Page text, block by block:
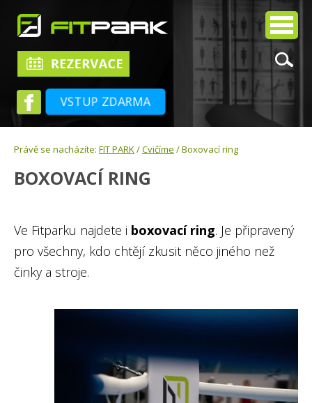
VSTUP ZDARMA
Právě se nacházíte: FIT PARK/Cvičíme / Boxovací ring
BOXOVACÍ RING
Ve Fitparku najdete i boxovací ring. Je připravený
pro všechny, kdo chtějí zkusit něco jiného než
činky a stroje.